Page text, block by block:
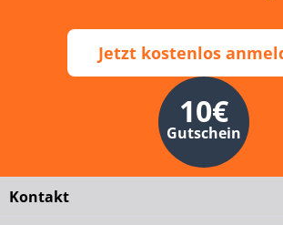
Jetzt kostenlos
10€
Gutschein
Kontakt